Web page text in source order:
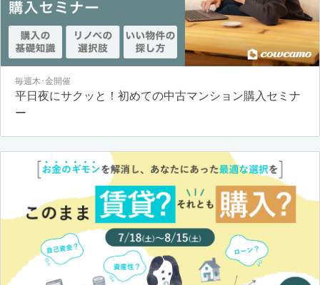
毎週木･金開催
平日夜にサクッと！初めての中古マンション購入セミナ
ー